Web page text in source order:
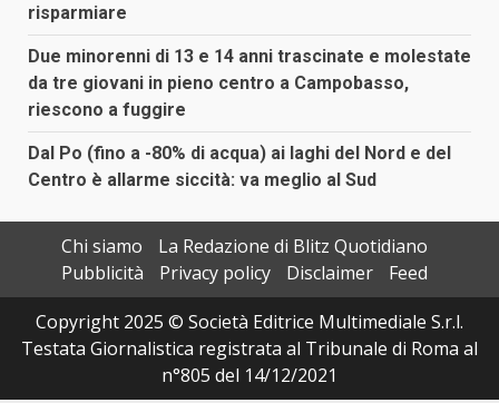
risparmiare
Due minorenni di 13 e 14 anni trascinate e molestate
da tre giovani in pieno centro a Campobasso,
riescono a fuggire
Dal Po (fino a -80% di acqua) ai laghi del Nord e del
Centro è allarme siccità: va meglio al Sud
Chi siamo
La Redazione di Blitz Quotidiano
Pubblicità
Privacy policy Disclaimer
Feed
Copyright 2025 © Società Editrice Multimediale S.r.l.
Testata Giornalistica registrata al Tribunale di Roma al
n°805 del 14/12/2021